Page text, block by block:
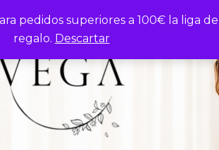
pedidos superiores a 100€ la liga de
regalo. Descartar